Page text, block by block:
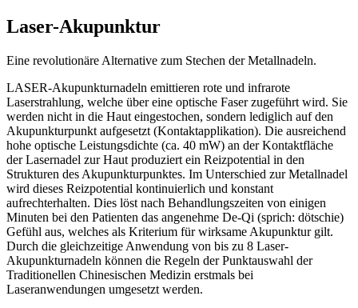
Laser-Akupunktur
Eine revolutionäre Alternative zum Stechen der Metallnadeln.
LASER-Akupunkturnadeln emittieren rote und infrarote
Laserstrahlung, welche über eine optische Faser zugeführt wird. Sie
werden nicht in die Haut eingestochen, sondern lediglich auf den
Akupunkturpunkt aufgesetzt (Kontaktapplikation). Die ausreichend
hohe optische Leistungsdichte (ca. 40 mW) an der Kontaktfläche
der Lasernadel zur Haut produziert ein Reizpotential in den
Strukturen des Akupunkturpunktes. Im Unterschied zur Metallnadel
wird dieses Reizpotential kontinuierlich und konstant
aufrechterhalten. Dies löst nach Behandlungszeiten von einigen
Minuten bei den Patienten das angenehme De-Qi (sprich: dötschie)
Gefühl aus, welches als Kriterium für wirksame Akupunktur gilt.
Durch die gleichzeitige Anwendung von bis zu 8 Laser-
Akupunkturnadeln können die Regeln der Punktauswahl der
Traditionellen Chinesischen Medizin erstmals bei
Laseranwendungen umgesetzt werden.